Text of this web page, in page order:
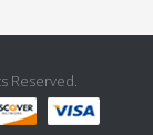
Reserved.